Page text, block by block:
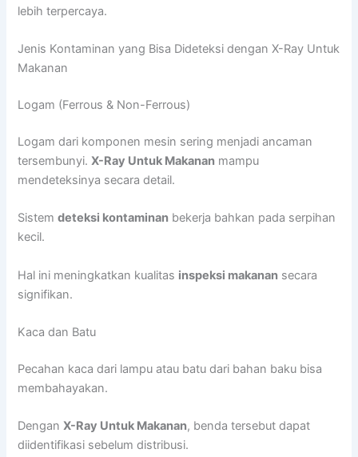
lebih terpercaya.
Jenis Kontaminan yang Bisa Dideteksi dengan X-Ray Untuk
Makanan
Logam (Ferrous & Non-Ferrous)
Logam dari komponen mesin sering menjadi ancaman
tersembunyi.X-Ray Untuk Makanan mampu
mendeteksinya secara detail.
Sistemdeteksi kontaminan bekerja bahkan pada serpihan
kecil.
Hal ini meningkatkan kualitas inspeksi makanan secara
signifikan.
Kaca dan Batu
Pecahan kaca dari lampu atau batu dari bahan baku bisa
membahayakan.
DenganX-Ray Untuk Makanan, benda tersebut dapat
diidentifikasi sebelum distribusi.